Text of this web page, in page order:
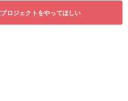
ロジェクトをやってほしい